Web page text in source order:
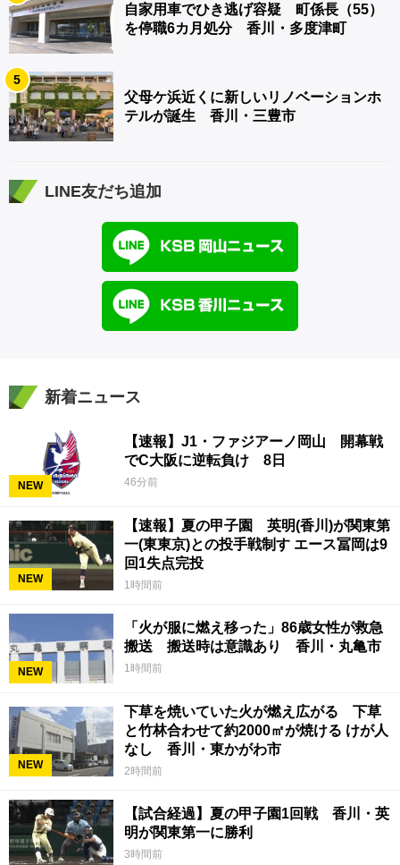
自家用車でひき逃げ容疑 町係長（55）
を停職6カ月処分 香川・多度津町
5
父母ケ浜近くに新しいリノベーションホ
テルが誕生 香川・三豊市
LINE友だち追加
新着ニュース
NEW
【速報】J1・ファジアーノ岡山 開幕戦
でC大阪に逆転負け 8日
46分前
NEW
【速報】夏の甲子園 英明(香川)が関東第
一(東東京)との投手戦制す エース冨岡は9
回1失点完投
1時間前
NEW
「火が服に燃え移った」86歳女性が救急
搬送 搬送時は意識あり 香川・丸亀市
1時間前
NEW
下草を焼いていた火が燃え広がる 下草
と竹林合わせて約2000㎡が焼ける けが人
なし 香川・東かがわ市
2時間前
【試合経過】夏の甲子園1回戦 香川・英
明が関東第一に勝利
3時間前